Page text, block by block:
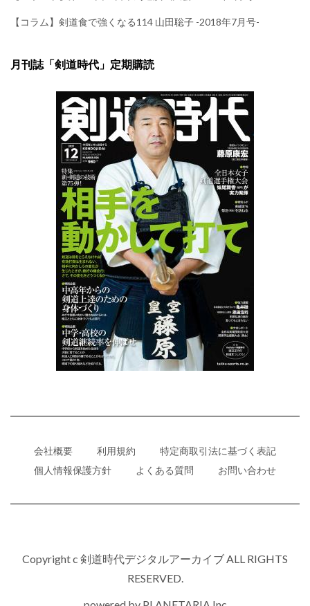
【コラム】剣道食で強くなる114 山田聡子 -2018年7月号-
月刊誌「剣道時代」定期購読
会社概要 利用規約
特定商取引法に基づく表記
個人情報保護方針
よくある質問 お問い合わせ
Copyright c 剣道時代デジタルアーカイブ ALL RIGHTS
RESERVED.